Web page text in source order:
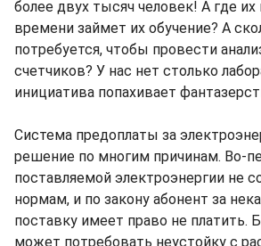
более двух тысяч человек! А где их
времени займет их обучение? А
потребуется, чтобы провести
счетчиков? У нас нет столько
инициатива попахивает
Система предоплаты за
решение по многим причинам. Во-
поставляемой электроэнергии не
нормам, и по закону абонент за
поставку имеет право не платить.
может потребовать неустойку с